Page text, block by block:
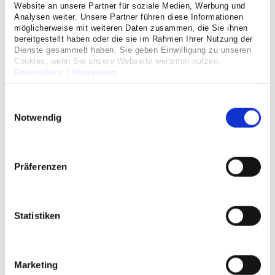
Website an unsere Partner für soziale Medien, Werbung und
Analysen weiter. Unsere Partner führen diese Informationen
möglicherweise mit weiteren Daten zusammen, die Sie ihnen
bereitgestellt haben oder die sie im Rahmen Ihrer Nutzung der
Dienste gesammelt haben. Sie geben Einwilligung zu unseren
Cookies, wenn Sie unsere Webseite weiterhin nutzen.
Datenschutz
Impressum
Notwendig
Präferenzen
Statistiken
Marketing
Lungenkrebs-Therapie:
Stadium III
Stadium IV
Lungenkrebs-Therapie:
Wurde bei einem Patienten Lungenkrebs diagnostiziert,